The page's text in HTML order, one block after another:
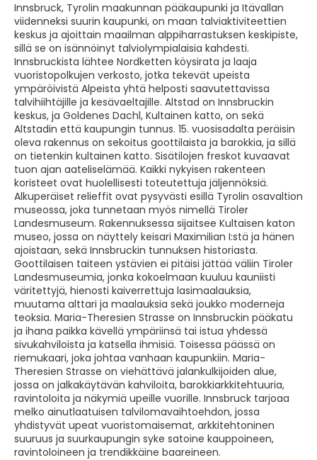
Innsbruck, Tyrolin maakunnan pääkaupunki ja Itävallan
viidenneksi suurin kaupunki, on maan talviaktiviteettien
keskus ja ajoittain maailman alppiharrastuksen keskipiste,
sillä se on isännöinyt talviolympialaisia kahdesti.
Innsbruckista lähtee Nordketten köysirata ja laaja
vuoristopolkujen verkosto, jotka tekevät upeista
ympäröivistä Alpeista yhtä helposti saavutettavissa
talvihiihtäjille ja kesävaeltajille. Altstad on Innsbruckin
keskus, ja Goldenes Dachl, Kultainen katto, on sekä
Altstadin että kaupungin tunnus. 15. vuosisadalta peräisin
oleva rakennus on sekoitus goottilaista ja barokkia, ja sillä
on tietenkin kultainen katto. Sisätilojen freskot kuvaavat
tuon ajan aateliselämää. Kaikki nykyisen rakenteen
koristeet ovat huolellisesti toteutettuja jäljennöksiä.
Alkuperäiset relieffit ovat pysyvästi esillä Tyrolin osavaltion
museossa, joka tunnetaan myös nimellä Tiroler
Landesmuseum. Rakennuksessa sijaitsee Kultaisen katon
museo, jossa on näyttely keisari Maximilian I:stä ja hänen
ajoistaan, sekä Innsbruckin tunnuksen historiasta.
Goottilaisen taiteen ystävien ei pitäisi jättää väliin Tiroler
Landesmuseumia, jonka kokoelmaan kuuluu kauniisti
väritettyjä, hienosti kaiverrettuja lasimaalauksia,
muutama alttari ja maalauksia sekä joukko moderneja
teoksia. Maria-Theresien Strasse on Innsbruckin pääkatu
ja ihana paikka kävellä ympäriinsä tai istua yhdessä
sivukahviloista ja katsella ihmisiä. Toisessa päässä on
riemukaari, joka johtaa vanhaan kaupunkiin. Maria-
Theresien Strasse on viehättävä jalankulkijoiden alue,
jossa on jalkakäytävän kahviloita, barokkiarkkitehtuuria,
ravintoloita ja näkymiä upeille vuorille. Innsbruck tarjoaa
melko ainutlaatuisen talvilomavaihtoehdon, jossa
yhdistyvät upeat vuoristomaisemat, arkkitehtoninen
suuruus ja suurkaupungin syke satoine kauppoineen,
ravintoloineen ja trendikkäine baareineen.